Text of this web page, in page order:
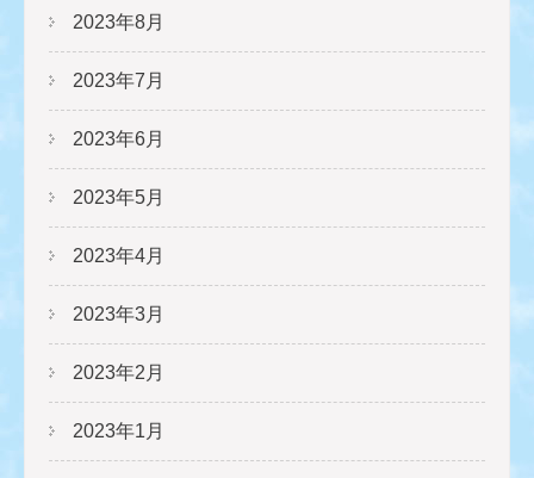
2023年8月
2023年7月
2023年6月
2023年5月
2023年4月
2023年3月
2023年2月
2023年1月